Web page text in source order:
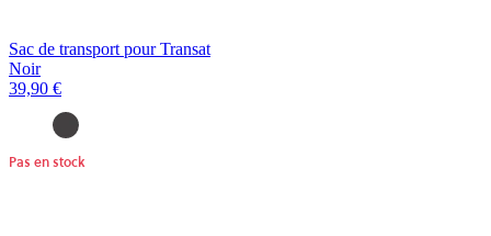
Sac de transport pour Transat
Noir
39,90 €
Pas en stock